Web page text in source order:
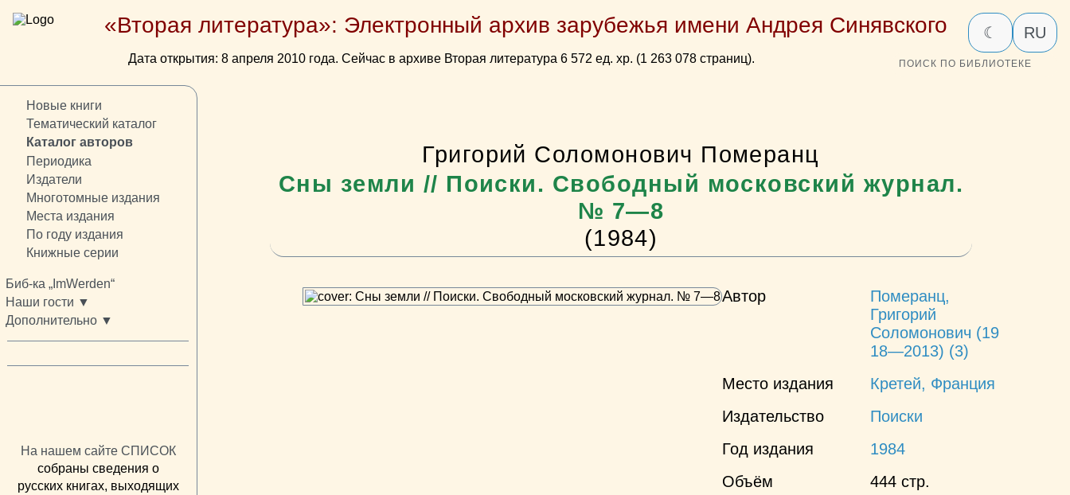
«Вторая литература»: Электронный архив зарубежья имени Андрея Синявского
Дата открытия: 8 апреля 2010 года. Сейчас в архиве Вторая литература 6 572 ед. хр. (1 263 078 страниц).
☾ RU
ПОИСК ПО БИБЛИОТЕКЕ
Новые книги
Тематический каталог
Каталог авторов
Периодика
Издатели
Многотомные издания
Места издания
По году издания
Книжные серии
Биб-ка „ImWerden“
Наши гости ▼
Дополнительно ▼
На нашем сайте СПИСОК
собраны сведения о
русских книгах, выходящих
Григорий Соломонович Померанц
Сны земли // Поиски. Свободный московский журнал.
№ 7—8
(1984)
Автор
Померанц,
Григорий
Соломонович (19
18—2013) (3)
Место издания
Кретей, Франция
Издательство
Поиски
Год издания
1984
Объём
444 стр.